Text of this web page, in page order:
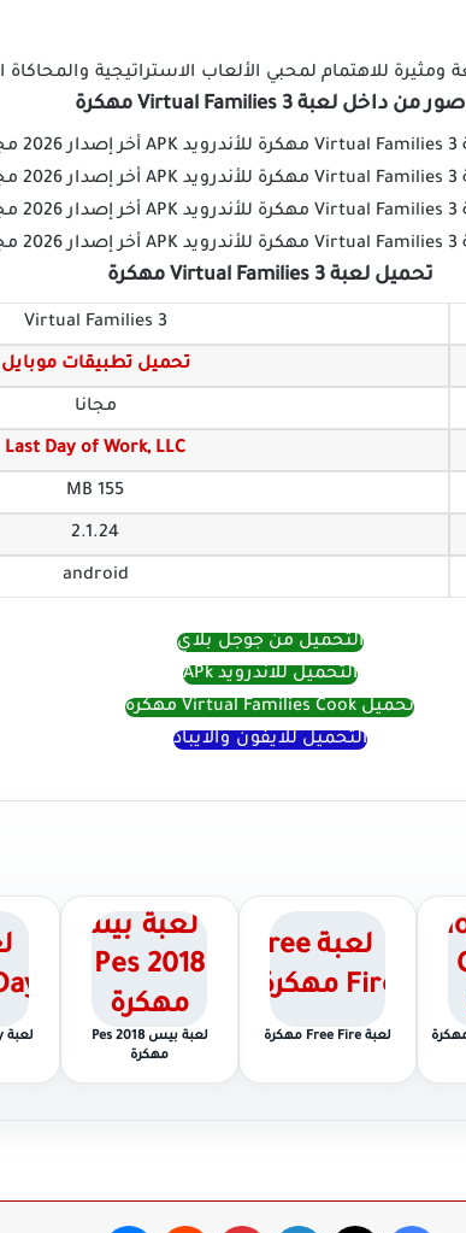
صور من داخل لعبة Virtual Families 3 مهكرة
تحميل لعبة Virtual Families 3 مهكرة
Virtual Families 3
تحميل تطبيقات موبايل
مجانا
Last Day of Work, LLC
155 MB
2.1.24
android
التحميل من جوجل بلاي
التحميل للاندرويد APk
تحميل Virtual Families Cook مهكرة
التحميل للايفون والايباد
لعبة Free Fire مهكرة
لعبة بيس 2018 Pes
مهكرة
لعبة Hay Day مهكرة
فيسبوك لينكدإن بينتيريست ماسنجر